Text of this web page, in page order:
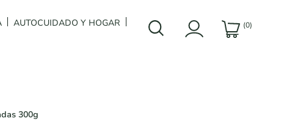
AUTOCUIDADO Y HOGAR
(0)
300g